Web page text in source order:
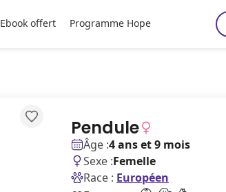
Ebook offert Programme Hope
Pendule
Âge :4 ans et 9 mois
Sexe :Femelle
Race : Européen